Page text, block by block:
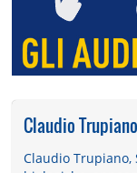
Claudio Trupiano
Claudio Trupiano,